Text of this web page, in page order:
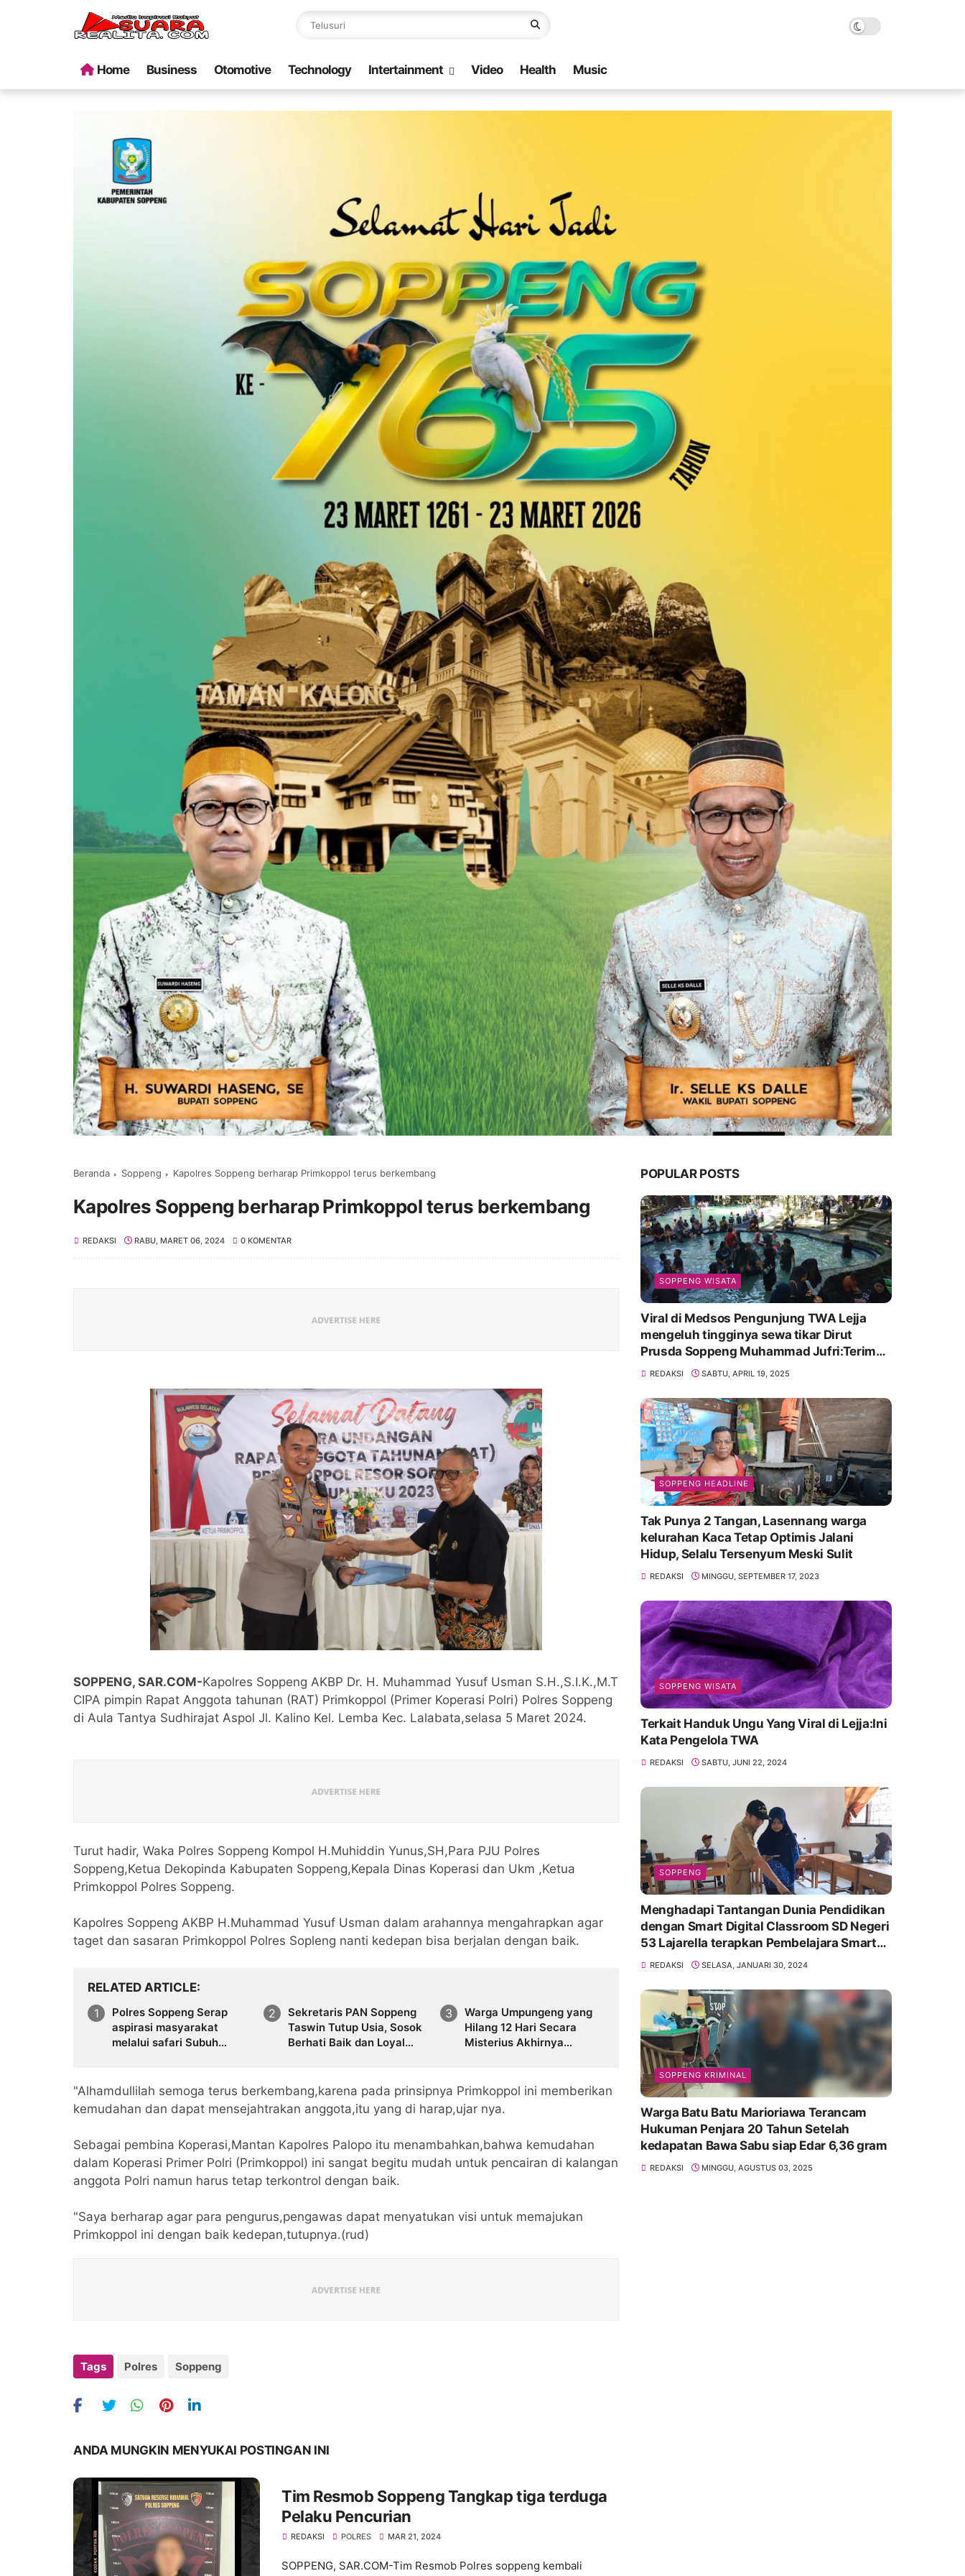
Home Business Otomotive Technology Intertainment Video Health Music
Beranda Soppeng Kapolres Soppeng berharap Primkoppol terus berkembang
Kapolres Soppeng berharap Primkoppol terus berkembang
REDAKSI RABU, MARET 06, 2024 0 KOMENTAR
SOPPENG, SAR.COM-Kapolres Soppeng AKBP Dr. H. Muhammad Yusuf Usman S.H.,S.I.K.,M.T
CIPA pimpin Rapat Anggota tahunan (RAT) Primkoppol (Primer Koperasi Polri) Polres Soppeng
di Aula Tantya Sudhirajat Aspol Jl. Kalino Kel. Lemba Kec. Lalabata,selasa 5 Maret 2024.
Turut hadir, Waka Polres Soppeng Kompol H.Muhiddin Yunus,SH,Para PJU Polres
Soppeng,Ketua Dekopinda Kabupaten Soppeng,Kepala Dinas Koperasi dan Ukm ,Ketua
Primkoppol Polres Soppeng.
Kapolres Soppeng AKBP H.Muhammad Yusuf Usman dalam arahannya mengahrapkan agar
taget dan sasaran Primkoppol Polres Sopleng nanti kedepan bisa berjalan dengan baik.
RELATED ARTICLE
Polres Soppeng Serap
aspirasi masyarakat
melalui safari Subuh
Sekretaris PAN Soppeng
Taswin Tutup Usia, Sosok
Berhati Baik dan Loyal
Warga Umpungeng yang
Hilang 12 Hari Secara
Misterius Akhirnya
"Alhamdullilah semoga terus berkembang,karena pada prinsipnya Primkoppol ini memberikan
kemudahan dan dapat mensejahtrakan anggota,itu yang di harap,ujar nya.
Sebagai pembina Koperasi,Mantan Kapolres Palopo itu menambahkan,bahwa kemudahan
dalam Koperasi Primer Polri (Primkoppol) ini sangat begitu mudah untuk pencairan di kalangan
anggota Polri namun harus tetap terkontrol dengan baik.
"Saya berharap agar para pengurus,pengawas dapat menyatukan visi untuk memajukan
Primkoppol ini dengan baik kedepan,tutupnya.(rud)
Tags Polres Soppeng
ANDA MUNGKIN MENYUKAI POSTINGAN INI
Tim Resmob Soppeng Tangkap tiga terduga
Pelaku Pencurian
REDAKSI POLRES MAR 21, 2024
SOPPENG, SAR.COM-Tim Resmob Polres soppeng kembali
POPULAR POSTS
SOPPENG WISATA
Viral di Medsos Pengunjung TWA Lejja
mengeluh tingginya sewa tikar Dirut
Prusda Soppeng Muhammad Jufri:Terima
kasih bu bantu Promosikan
REDAKSI SABTU, APRIL 19, 2025
SOPPENG HEADLINE
Tak Punya 2 Tangan, Lasennang warga
kelurahan Kaca Tetap Optimis Jalani
Hidup, Selalu Tersenyum Meski Sulit
REDAKSI MINGGU, SEPTEMBER 17, 2023
SOPPENG WISATA
Terkait Handuk Ungu Yang Viral di Lejja:Ini
Kata Pengelola TWA
REDAKSI SABTU, JUNI 22, 2024
SOPPENG
Menghadapi Tantangan Dunia Pendidikan
dengan Smart Digital Classroom SD Negeri
53 Lajarella terapkan Pembelajara Smart
Class Device
REDAKSI SELASA, JANUARI 30, 2024
SOPPENG KRIMINAL
Warga Batu Batu Marioriawa Terancam
Hukuman Penjara 20 Tahun Setelah
kedapatan Bawa Sabu siap Edar 6,36 gram
REDAKSI MINGGU, AGUSTUS 03, 2025